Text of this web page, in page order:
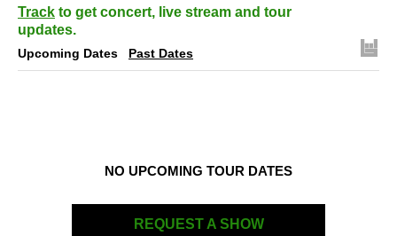
Track to get concert, live stream and tour
updates.
Upcoming Dates Past Dates
NO UPCOMING TOUR DATES
REQUEST A SHOW